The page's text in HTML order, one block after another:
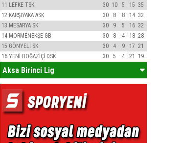
11 LEFKE TSK 30 10 5 15 35
12 KARŞIYAKA ASK 30 8 8 14 32
13 MESARYA SK 30 9 5 16 32
14 MORMENEKŞE GB 30 8 4 18 28
15 GÖNYELİ SK 30 4 9 17 21
16 YENİ BOĞAZİÇİ DSK 30 5 4 21 19
Aksa Birinci Lig